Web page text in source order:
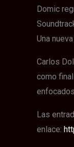
Domic
Una
Carlos
como
Las
enlace: